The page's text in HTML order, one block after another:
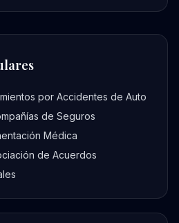
por Accidentes de Auto
de Seguros
Médica
de Acuerdos